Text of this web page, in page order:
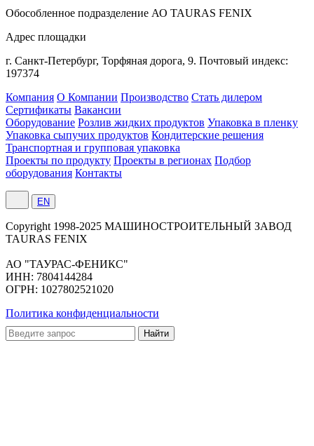
Обособленное подразделение АО TAURAS FENIX
Адрес площадки
г. Санкт-Петербург, Торфяная дорога, 9. Почтовый индекс:
197374
Компания О Компании Производство Стать дилером
Сертификаты Вакансии
Оборудование Розлив жидких продуктов Упаковка в пленку
Упаковка сыпучих продуктов Кондитерские решения
Транспортная и групповая упаковка
Проекты по продукту Проекты в регионах Подбор
оборудования Контакты
EN
Сopyright 1998-2025 МАШИНОСТРОИТЕЛЬНЫЙ ЗАВОД
TAURAS FENIX
АО "ТАУРАС-ФЕНИКС"
ИНН: 7804144284
ОГРН: 1027802521020
Политика конфиденциальности